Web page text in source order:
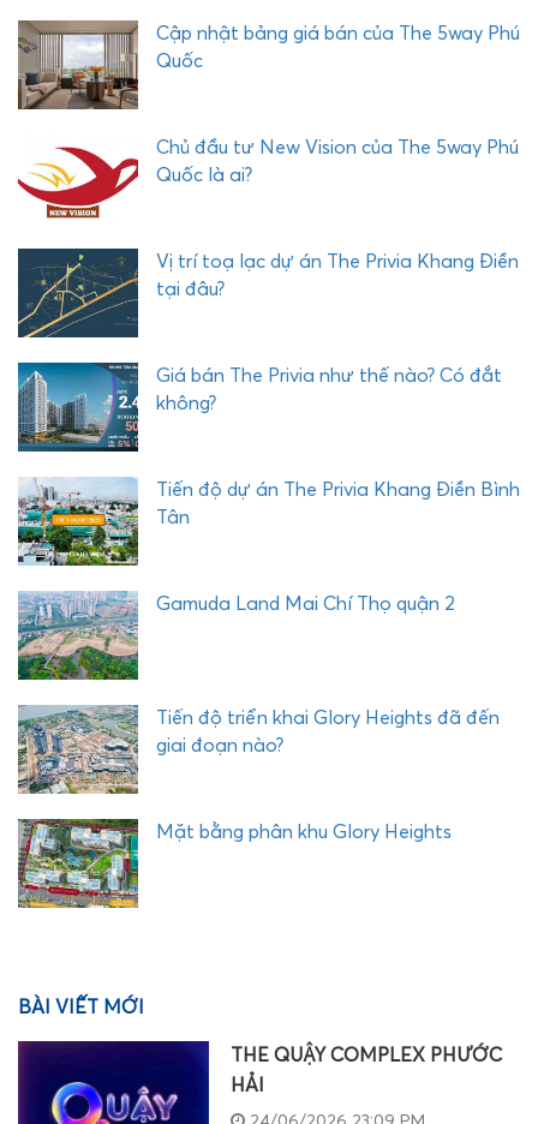
Cập nhật bảng giá bán của The 5way Phú
Quốc
Chủ đầu tư New Vision của The 5way Phú
Quốc là ai?
Vị trí toạ lạc dự án The Privia Khang Điền
tại đâu?
Giá bán The Privia như thế nào? Có đắt
không?
Tiến độ dự án The Privia Khang Điền Bình
Tân
Gamuda Land Mai Chí Thọ quận 2
Tiến độ triển khai Glory Heights đã đến
giai đoạn nào?
Mặt bằng phân khu Glory Heights
BÀI VIẾT MỚI
THE QUẬY COMPLEX PHƯỚC
HẢI